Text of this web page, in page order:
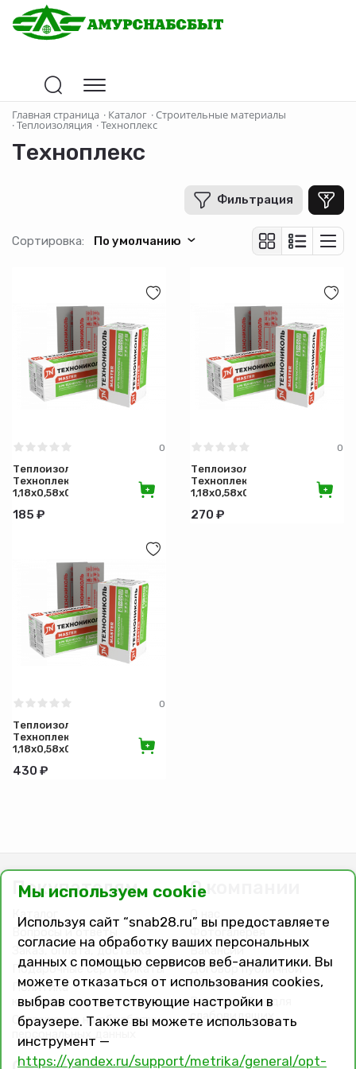
Главная страница · Каталог ·Строительные материалы
·Теплоизоляция ·Техноплекс
Техноплекс
Фильтрация
В рублях
Сортировка: По умолчанию
0
Теплоизоляция
Техноплекс
1,18х0,58х0,02
185 ₽
0
Теплоизоляция
Техноплекс
1,18х0,58х0,03
270 ₽
0
Теплоизоляция
Техноплекс
1,18х0,58х0,05
430 ₽
Покупателям
Каталог
Вопросы и ответы
Заказ, оплата, доставка
Подарочные сертификаты
Политика
конфиденциальности
Соглашение на обработку
О компании
О нас
Фотогалерея
Вакансии
Договор публичной
оферты
Версия сайта для
слабовидящих
Мы используем cookie
Используя сайт “snab28.ru” вы предоставляете
согласие на обработку ваших персональных
данных с помощью сервисов веб-аналитики. Вы
можете отказаться от использования cookies,
выбрав соответствующие настройки в
браузере. Также вы можете использовать
инструмент —
https://yandex.ru/support/metrika/general/opt-